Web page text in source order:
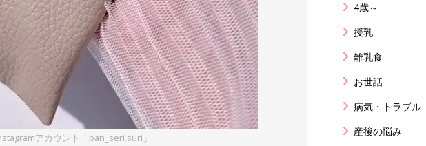
アカウント「pan_seri.suri」
4歳～
授乳
離乳食
お世話
病気・トラブル
産後の悩み